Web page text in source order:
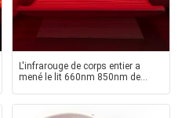
L'infrarouge de corps entier a
mené le lit 660nm 850nm de